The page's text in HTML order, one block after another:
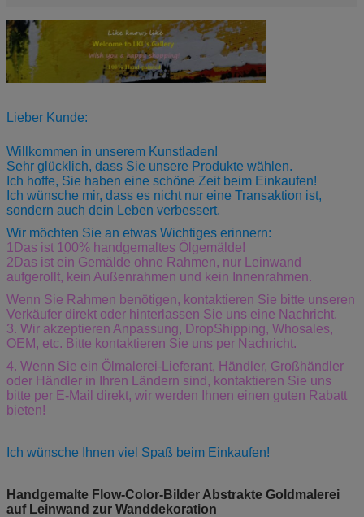
Lieber Kunde:
Willkommen in unserem Kunstladen!
Sehr glücklich, dass Sie unsere Produkte wählen.
Ich hoffe, Sie haben eine schöne Zeit beim Einkaufen!
Ich wünsche mir, dass es nicht nur eine Transaktion ist,
sondern auch dein Leben verbessert.
Wir möchten Sie an etwas Wichtiges erinnern:
1Das ist 100% handgemaltes Ölgemälde!
2Das ist ein Gemälde ohne Rahmen, nur Leinwand
aufgerollt, kein Außenrahmen und kein Innenrahmen.
Wenn Sie Rahmen benötigen, kontaktieren Sie bitte unseren
Verkäufer direkt oder hinterlassen Sie uns eine Nachricht.
3. Wir akzeptieren Anpassung, DropShipping, Whosales,
OEM, etc. Bitte kontaktieren Sie uns per Nachricht.
4. Wenn Sie ein Ölmalerei-Lieferant, Händler, Großhändler
oder Händler in Ihren Ländern sind, kontaktieren Sie uns
bitte per E-Mail direkt, wir werden Ihnen einen guten Rabatt
bieten!
Ich wünsche Ihnen viel Spaß beim Einkaufen!
Handgemalte Flow-Color-Bilder Abstrakte Goldmalerei
auf Leinwand zur Wanddekoration